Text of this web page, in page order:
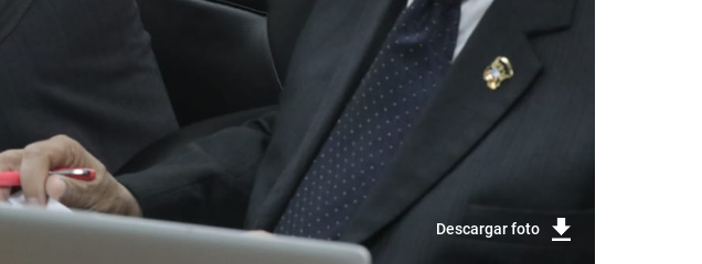
Descargar foto